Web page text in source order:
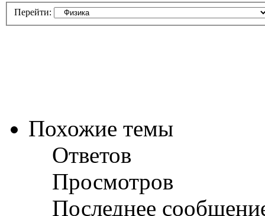
Перейти:
Похожие темы
Ответов
Просмотров
Последнее